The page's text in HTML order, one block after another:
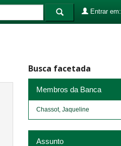
Entrar em:
Busca facetada
Membros da Banca
Chassot, Jaqueline
Assunto